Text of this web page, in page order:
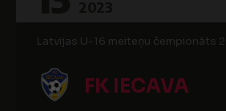
Latvijas U-16 meiteņu čempionāts
FK IECAVA